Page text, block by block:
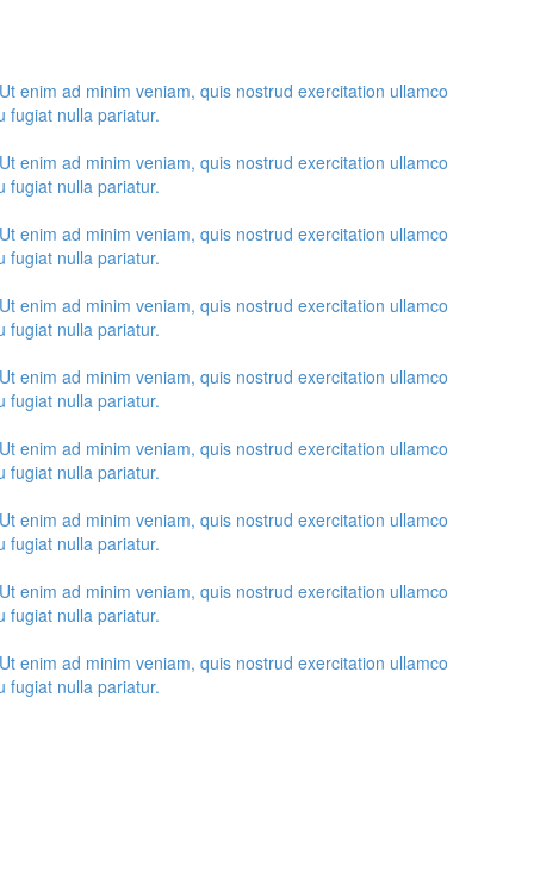
enim ad minim veniam, quis nostrud exercitation ullamco
fugiat nulla pariatur.
enim ad minim veniam, quis nostrud exercitation ullamco
fugiat nulla pariatur.
enim ad minim veniam, quis nostrud exercitation ullamco
fugiat nulla pariatur.
enim ad minim veniam, quis nostrud exercitation ullamco
fugiat nulla pariatur.
enim ad minim veniam, quis nostrud exercitation ullamco
fugiat nulla pariatur.
enim ad minim veniam, quis nostrud exercitation ullamco
fugiat nulla pariatur.
enim ad minim veniam, quis nostrud exercitation ullamco
fugiat nulla pariatur.
enim ad minim veniam, quis nostrud exercitation ullamco
fugiat nulla pariatur.
enim ad minim veniam, quis nostrud exercitation ullamco
fugiat nulla pariatur.